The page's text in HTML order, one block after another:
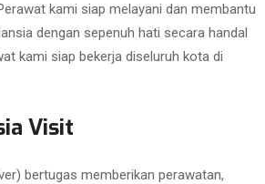
kami siap melayani dan membantu
dengan sepenuh hati secara handal
kami siap bekerja diseluruh kota di
Visit
bertugas memberikan perawatan,